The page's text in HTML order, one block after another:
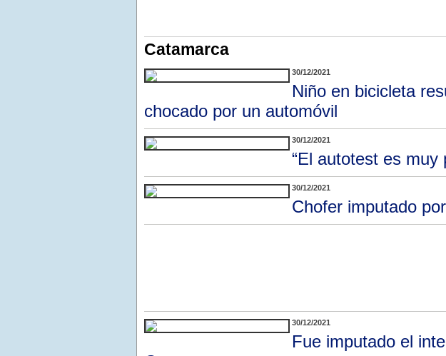
Catamarca
30/12/2021
Niño en bicicleta
chocado por un automóvil
30/12/2021
“El autotest es muy
30/12/2021
Chofer imputado
30/12/2021
Fue imputado el